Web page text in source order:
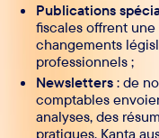
Publications
fiscales offrent
changements
professionnels ;
Newsletters : de
comptables
analyses, des
pratiques. Kanta